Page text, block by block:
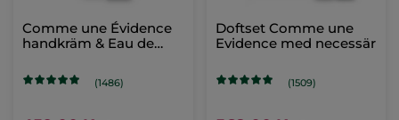
Comme une Évidence
handkräm & Eau de
(1486)
Doftset Comme une
Evidence med necessär
(1509)